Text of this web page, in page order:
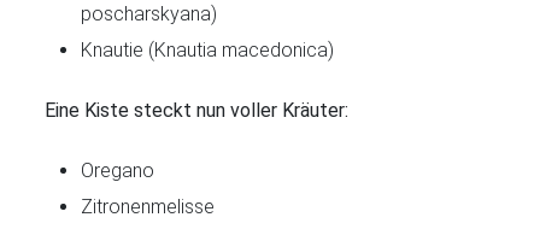
poscharskyana)
Knautie (Knautia macedonica)
Eine Kiste steckt nun voller Kräuter:
Oregano
Zitronenmelisse